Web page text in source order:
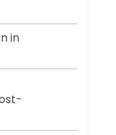
in